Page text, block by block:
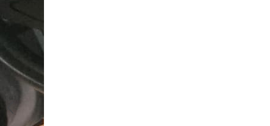
Camere marșarier universale
Camere Skoda
Camere Volkswagen
Camere Mercedes Benz